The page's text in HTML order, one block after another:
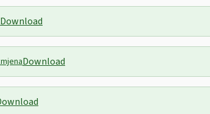
Download
Download